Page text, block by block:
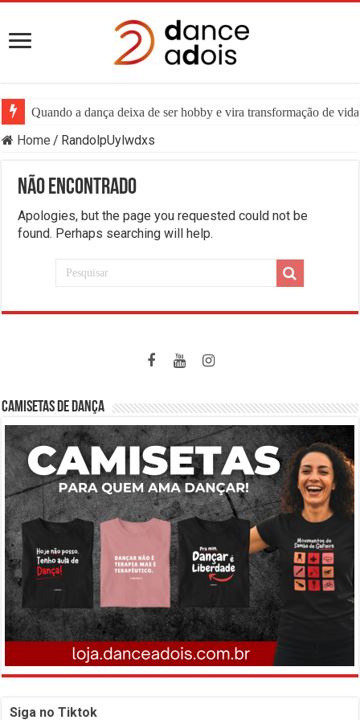
Quando a dança deixa de ser hobby e vira transformação de
Home / RandolpUylwdxs
Não encontrado
Apologies, but the page you requested could not be
found. Perhaps searching will help.
CAMISETAS DE DANÇA
Siga no Tiktok